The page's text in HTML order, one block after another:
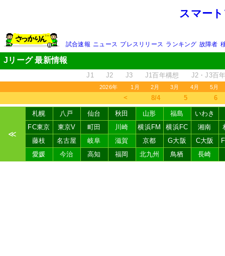
スマー
試合速報 ニュース プレスリリース ランキング 故障者
Jリーグ 最新情報
J1 J2 J3 J1百年構想 J2・J3百
2026年 1月 2月 3月 4月 5月
＜ 8/4 5 6
≪
札幌 八戸 仙台 秋田 山形 福島
いわき
FC東京
東京V 町田 川崎 横浜FM 横浜FC 湘南
藤枝
名古屋 岐阜 滋賀 京都 G大阪 C大阪
愛媛
今治 高知 福岡 北九州 鳥栖 長崎